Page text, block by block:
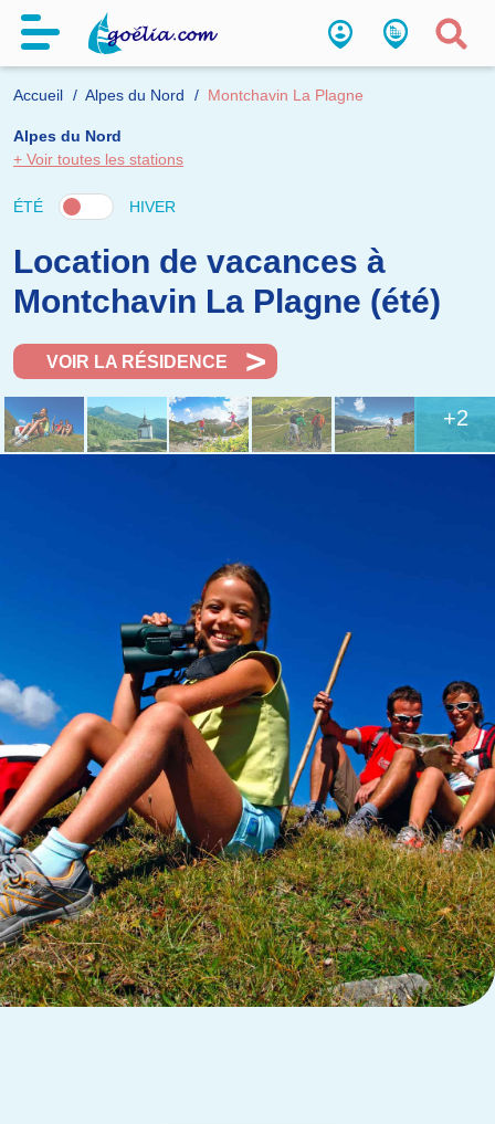
Accueil Alpes du Nord Montchavin La Plagne
Alpes du Nord
+ Voir toutes les stations
ÉTÉ HIVER
Location de vacances à
Montchavin La Plagne (été)
VOIR LA RÉSIDENCE
+2